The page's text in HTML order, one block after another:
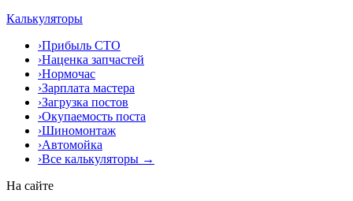
Калькуляторы
›Прибыль СТО
›Наценка запчастей
›Нормочас
›Зарплата мастера
›Загрузка постов
›Окупаемость поста
›Шиномонтаж
›Автомойка
›Все калькуляторы →
На сайте